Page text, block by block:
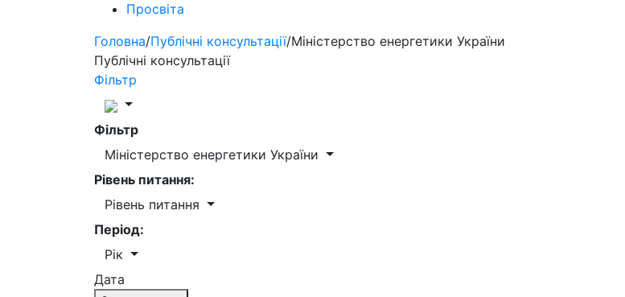
Просвіта
Головна/Публічні консультації/Міністерство енергетики України
Публічні консультації
Фільтр
Фільтр
Міністерство енергетики України
Рівень питання:
Рівень питання
Період:
Рік
Дата